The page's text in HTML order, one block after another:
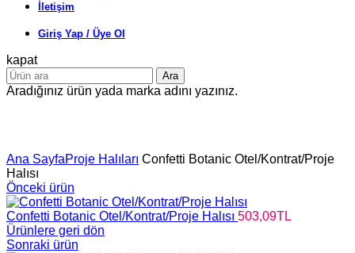
İletişim
Giriş Yap / Üye Ol
kapat
Ara
Aradığınız ürün yada marka adını yazınız.
Ana SayfaProje Halıları Confetti Botanic Otel/Kontrat/Proje
Halısı
Önceki ürün
Confetti Botanic Otel/Kontrat/Proje Halısı 503,09TL
Ürünlere geri dön
Sonraki ürün